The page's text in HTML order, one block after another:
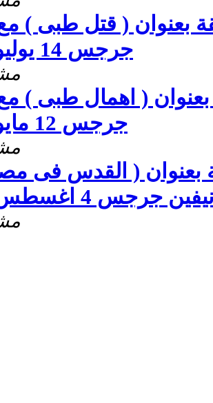
بعنوان ( قتل طبى )
جرجس 14 يوليو 2022
بعنوان ( اهمال طبى )
جرجس 12 مايو 2022
بعنوان ( القدس فى
جرجس 4 اغسطس 2022